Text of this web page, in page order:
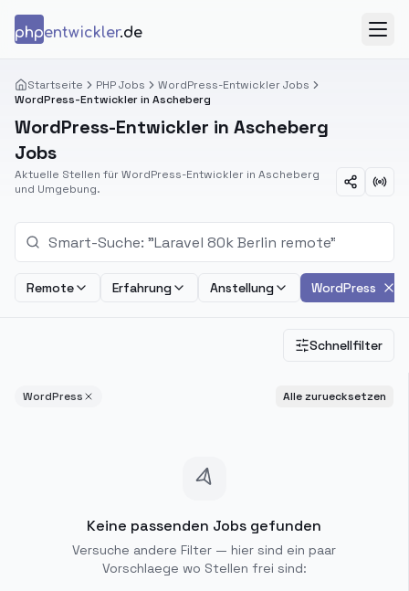
phpentwickler.de
Startseite PHP Jobs
WordPress-Entwickler Jobs
WordPress-Entwickler in Ascheberg
WordPress-Entwickler in Ascheberg
Jobs
Aktuelle Stellen für WordPress-Entwickler in Ascheberg
und Umgebung.
Remote Erfahrung Anstellung WordPress
Schnellfilter
WordPress Alle zuruecksetzen
Keine passenden Jobs gefunden
Versuche andere Filter — hier sind ein paar
Vorschlaege wo Stellen frei sind: